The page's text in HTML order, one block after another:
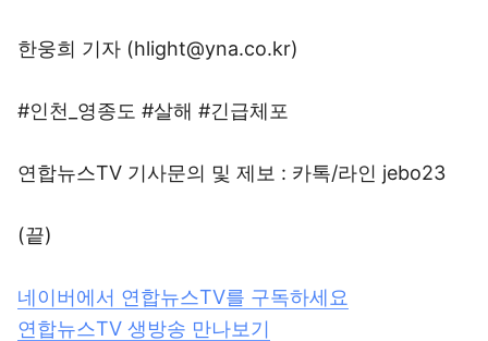
한웅희 기자 (hlight@yna.co.kr)
#인천_영종도 #살해 #긴급체포
연합뉴스TV 기사문의 및 제보 : 카톡/라인 jebo23
(끝)
네이버에서 연합뉴스TV를 구독하세요
연합뉴스TV 생방송 만나보기